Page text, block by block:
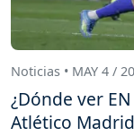
Noticias • MAY 4 /
¿Dónde ver
Atlético